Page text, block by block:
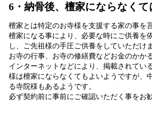
6・納骨後、檀家にならなく
檀家とは特定のお寺様を支援する家の事を
檀家になる事により、必要な時にご供養を
し、ご先祖様の手圧ご供養をしていただけ
お寺の行事、お寺の修繕費などお金のかか
インターネットなどにより、掲載されてい
様は檀家にならなくてもよいようですが、
る寺院様もあるようです。
必ず契約前に事前にご確認いただく事をお